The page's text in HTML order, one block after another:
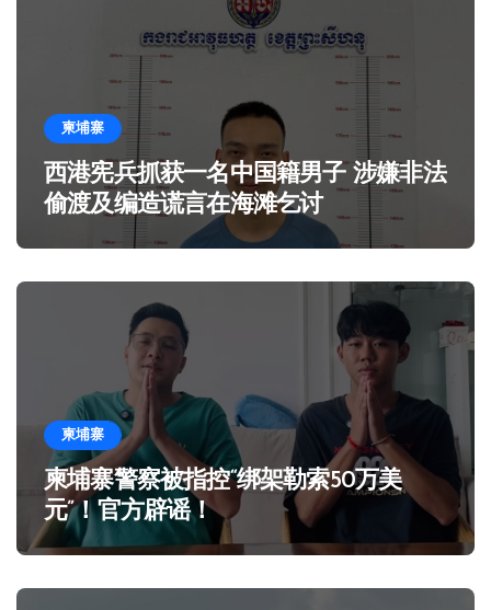
柬埔寨
西港宪兵抓获一名中国籍男子 涉嫌非法
偷渡及编造谎言在海滩乞讨
柬埔寨
柬埔寨警察被指控“绑架勒索50万美
元”！官方辟谣！